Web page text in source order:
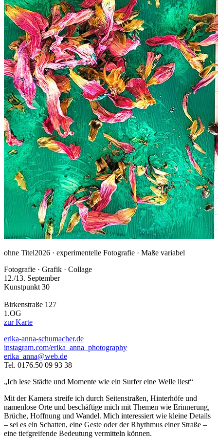
ohne Titel2026 · experimentelle Fotografie · Maße variabel
Fotografie · Grafik · Collage
12./13. September
Kunstpunkt 30
Birkenstraße 127
1.OG
zur Karte
erika-anna-schumacher.de
instagram.com/erika_anna_photography
erika_anna@web.de
Tel. 0176.50 09 93 38
„Ich lese Städte und Momente wie ein Surfer eine Welle liest“
Mit der Kamera streife ich durch Seitenstraßen, Hinterhöfe und
namenlose Orte und beschäftige mich mit Themen wie Erinnerung,
Brüche, Hoffnung und Wandel. Mich interessiert wie kleine Details
– sei es ein Schatten, eine Geste oder der Rhythmus einer Straße –
eine tiefgreifende Bedeutung vermitteln können.